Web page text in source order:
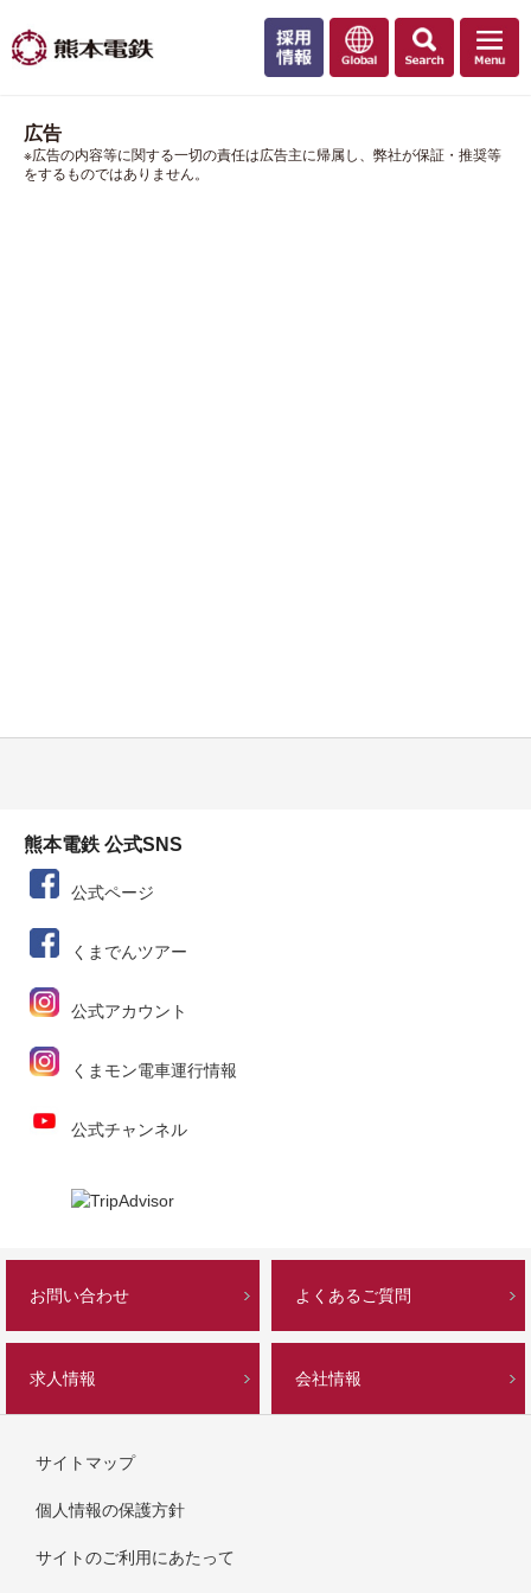
広告
※広告の内容等に関する一切の責任は広告主に帰属し、弊社が保証・推奨等
をするものではありません。
熊本電鉄 公式SNS
公式ページ
くまでんツアー
公式アカウント
くまモン電車運行情報
公式チャンネル
お問い合わせ よくあるご質問
求人情報 会社情報
サイトマップ
個人情報の保護方針
サイトのご利用にあたって